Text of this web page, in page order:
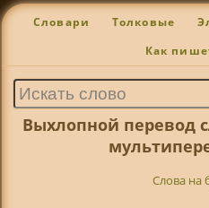
Словари Толковые
Как
Выхлопной перевод
Слова на